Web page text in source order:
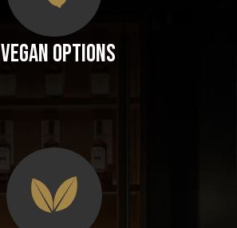
Vegan Options